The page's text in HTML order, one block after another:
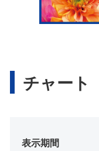
チャート
表示期間